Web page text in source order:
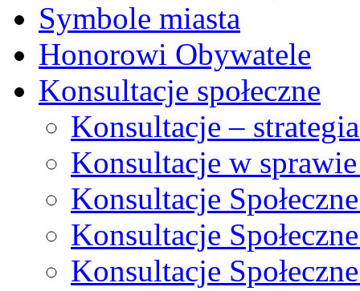
Symbole miasta
Honorowi Obywatele
Konsultacje społeczne
Konsultacje –
Konsultacje w
Konsultacje
Konsultacje
Konsultacje